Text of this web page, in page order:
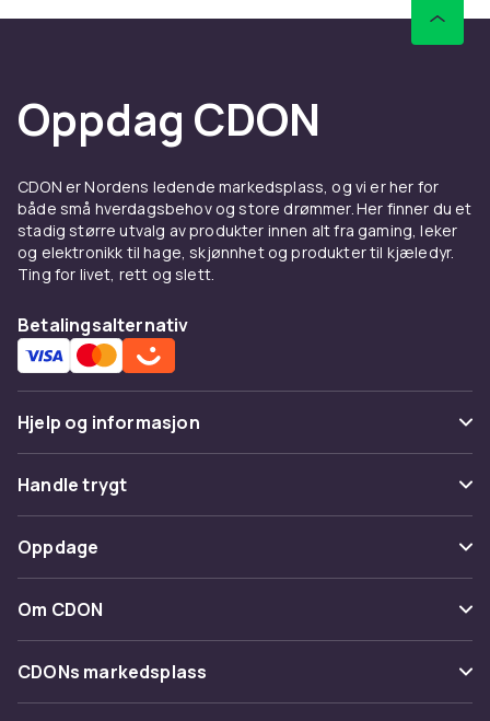
Oppdag CDON
CDON er Nordens ledende markedsplass, og vi er her for
både små hverdagsbehov og store drømmer. Her finner du et
stadig større utvalg av produkter innen alt fra gaming, leker
og elektronikk til hage, skjønnhet og produkter til kjæledyr.
Ting for livet, rett og slett.
Betalingsalternativ
Hjelp og informasjon
Vanlige spørsmål
Spor pakke
Angre & returner her
Kontakt oss
Handle trygt
Betaling
Levering
Tilbakekallinger
Oppdage
Kategorier
Varemerker
Om CDON
Om oss
Kundeanmeldelser
CDONs markedsplass